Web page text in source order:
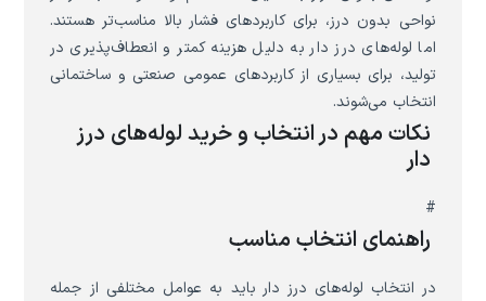
نواحی بدون درز، برای کاربردهای فشار بالا مناسب‌تر هستند.
اما لوله‌های درز دار به دلیل هزینه کمتر و انعطاف‌پذیری در
تولید، برای بسیاری از کاربردهای عمومی صنعتی و ساختمانی
انتخاب می‌شوند.
نکات مهم در انتخاب و خرید لوله‌های درز
دار
#
راهنمای انتخاب مناسب
در انتخاب لوله‌های درز دار باید به عوامل مختلفی از جمله